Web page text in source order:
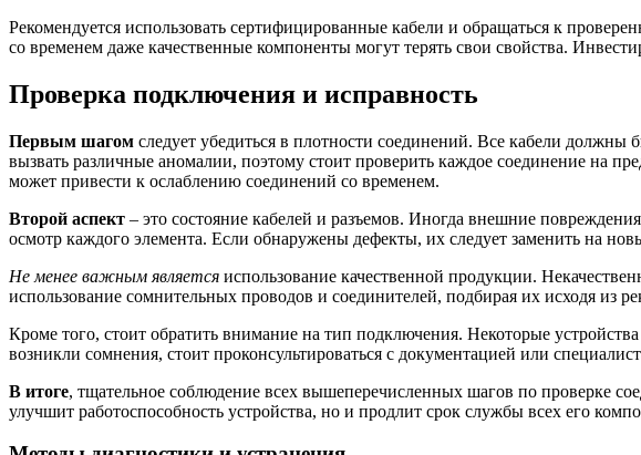
Рекомендуется использовать сертифицированные кабели и обращаться к
со временем даже качественные компоненты могут терять свои свойства.
Проверка подключения и исправность
Первым шагом следует убедиться в плотности соединений. Все кабели
вызвать различные аномалии, поэтому стоит проверить каждое соединение на
может привести к ослаблению соединений со временем.
Второй аспект – это состояние кабелей и разъемов. Иногда внешние
осмотр каждого элемента. Если обнаружены дефекты, их следует заменить на
Не менее важным является использование качественной продукции.
использование сомнительных проводов и соединителей, подбирая их исходя из
Кроме того, стоит обратить внимание на тип подключения. Некоторые
возникли сомнения, стоит проконсультироваться с документацией или
В итоге, тщательное соблюдение всех вышеперечисленных шагов по проверке
улучшит работоспособность устройства, но и продлит срок службы всех его